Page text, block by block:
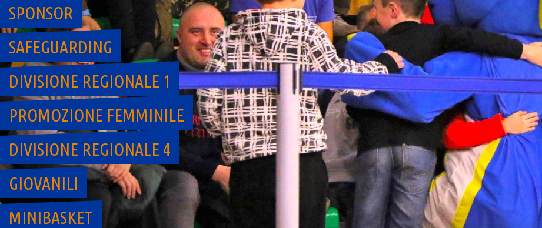
SPONSOR
SAFEGUARDING
DIVISIONE REGIONALE 1
PROMOZIONE FEMMINILE
DIVISIONE REGIONALE 4
GIOVANILI
MINIBASKET